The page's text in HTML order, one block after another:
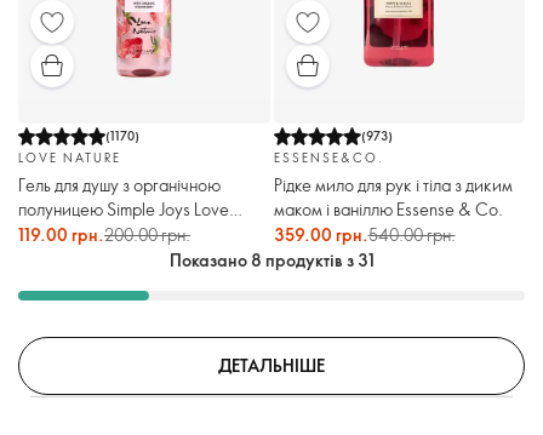
(1170)
LOVE NATURE
Гель для душу з органічною
полуницею Simple Joys Love
Nature
119.00 грн.200.00 грн.
(973)
ESSENSE&CO.
Рідке мило для рук і тіла з диким
маком і ваніллю Essense & Co.
359.00 грн.540.00 грн.
Показано 8 продуктів з 31
ДЕТАЛЬНІШЕ